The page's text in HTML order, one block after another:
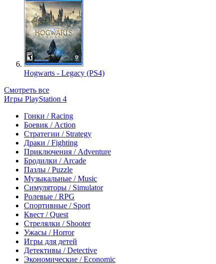
Hogwarts - Legacy (PS4)
Смотреть все
Игры PlayStation 4
Гонки / Racing
Боевик / Action
Стратегии / Strategy
Драки / Fighting
Приключения / Adventure
Бродилки / Arcade
Пазлы / Puzzle
Музыкальные / Music
Симуляторы / Simulator
Ролевые / RPG
Спортивные / Sport
Квест / Quest
Стрелялки / Shooter
Ужасы / Horror
Игры для детей
Детективы / Detective
Экономические / Economic